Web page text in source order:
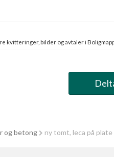
kvitteringer, bilder og avtaler i
og betong ny tomt, leca på